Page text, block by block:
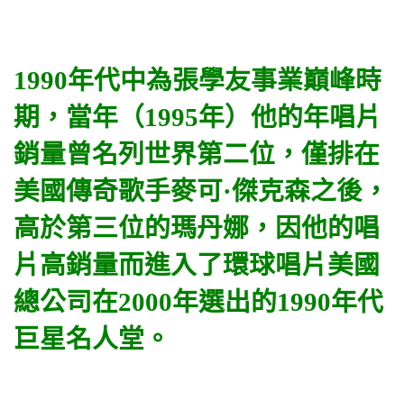
1990年代中為張學友事業巔峰時
期，當年（1995年）他的年唱片
銷量曾名列世界第二位，僅排在
美國傳奇歌手麥可·傑克森之後，
高於第三位的瑪丹娜，因他的唱
片高銷量而進入了環球唱片美國
總公司在2000年選出的1990年代
巨星名人堂。